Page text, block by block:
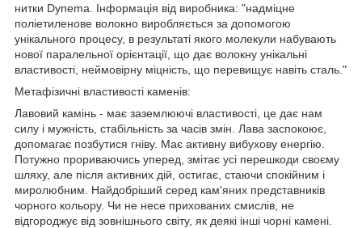
нитки Dynema. Інформація від виробника: "надміцне
поліетиленове волокно виробляється за допомогою
унікального процесу, в результаті якого молекули набувають
нової паралельної орієнтації, що дає волокну унікальні
властивості, неймовірну міцність, що перевищує навіть сталь."
Метафізичні властивості каменів:
Лавовий камінь - має заземлюючі властивості, це дає нам
силу і мужність, стабільність за часів змін. Лава заспокоює,
допомагає позбутися гніву. Має активну вибухову енергію.
Потужно прориваючись уперед, змітає усі перешкоди своєму
шляху, але після активних дій, остигає, стаючи спокійним і
миролюбним. Найдобріший серед кам'яних представників
чорного кольору. Чи не несе прихованих смислів, не
відгороджує від зовнішнього світу, як деякі інші чорні камені.